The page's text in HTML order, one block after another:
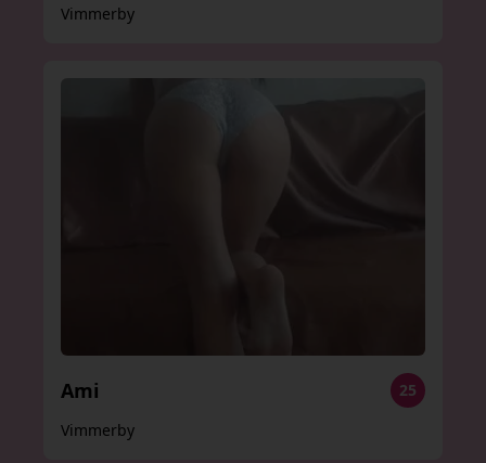
Vimmerby
Ami
25
Vimmerby